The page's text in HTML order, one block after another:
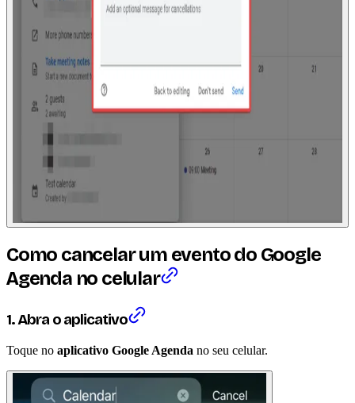
Como cancelar um evento do Google
Agenda no celular
1. Abra o aplicativo
Toque no aplicativo Google Agenda no seu celular.